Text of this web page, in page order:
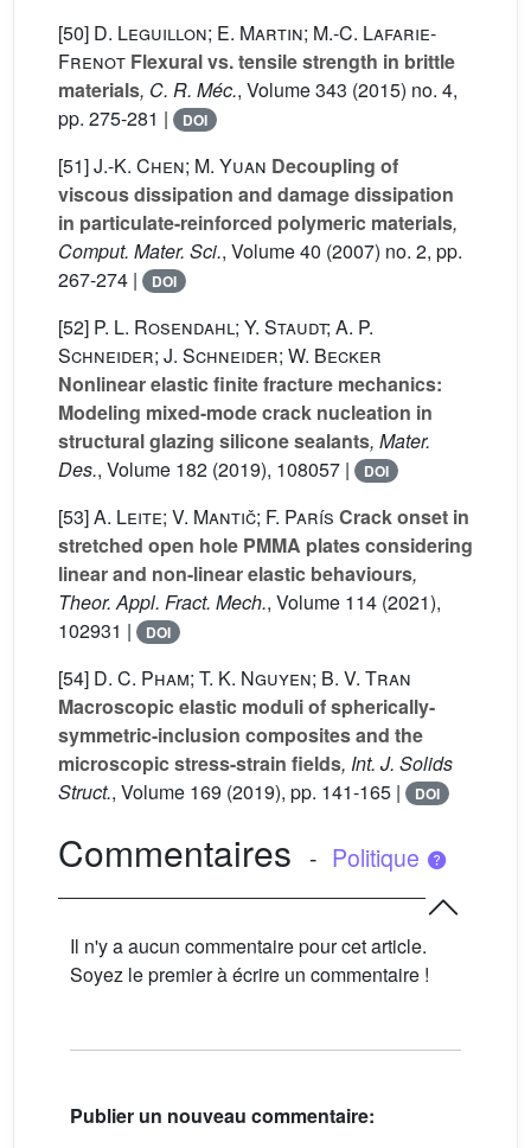
[50] D. Leguillon; E. Martin; M.-C. Lafarie-
Frenot Flexural vs. tensile strength in brittle
materials, C. R. Méc., Volume 343 (2015) no. 4,
pp. 275-281 |
DOI
[51]J.-K. Chen; M. Yuan Decoupling of
viscous dissipation and damage dissipation
in particulate-reinforced polymeric materials,
Comput. Mater. Sci., Volume 40 (2007) no. 2, pp.
267-274 |
DOI
[52] P. L. Rosendahl; Y. Staudt; A. P.
Schneider; J. Schneider; W. Becker
Nonlinear elastic finite fracture mechanics:
Modeling mixed-mode crack nucleation in
structural glazing silicone sealants, Mater.
Des., Volume 182 (2019), 108057 | DOI
[53]A. Leite; V. Mantič; F. París Crack onset in
stretched open hole PMMA plates considering
linear and non-linear elastic behaviours,
Theor. Appl. Fract. Mech., Volume 114 (2021),
102931 |
DOI
[54] D. C. Pham; T. K. Nguyen; B. V. Tran
Macroscopic elastic moduli of spherically-
symmetric-inclusion composites and the
microscopic stress-strain fields, Int. J. Solids
Struct., Volume 169 (2019), pp. 141-165 | DOI
Commentaires - Politique
Il n'y a aucun commentaire pour cet article.
Soyez le premier à écrire un commentaire !
Publier un nouveau commentaire: